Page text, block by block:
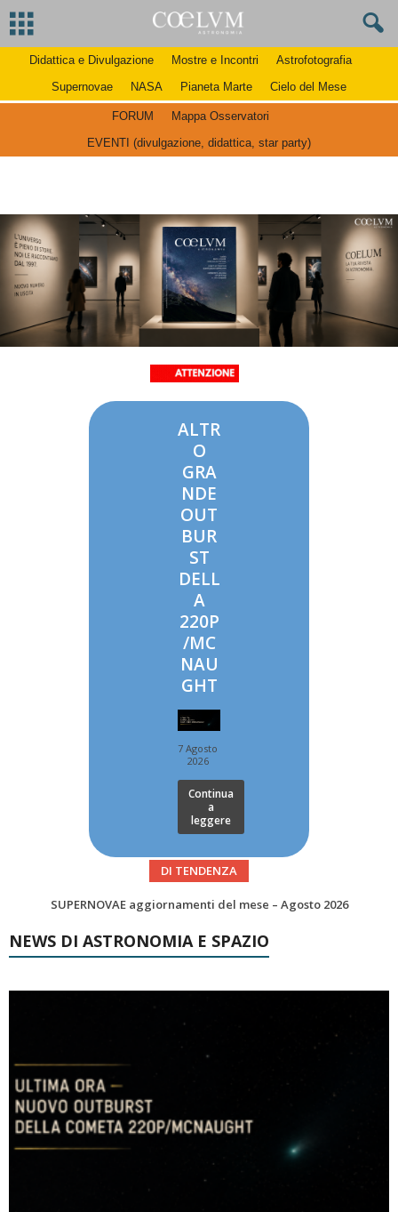
Didattica e Divulgazione Mostre e Incontri
Astrofotografia
Supernovae
NASA Pianeta Marte Cielo del Mese
FORUM
Mappa Osservatori
EVENTI (divulgazione, didattica, star party)
ALTR
O
GRA
NDE
OUT
BUR
ST
DELL
A
220P
/MC
NAU
GHT
7 Agosto
2026
Continua
a
leggere
DI TENDENZA
Le Comete del mese di Agosto: LA 10P/TEMPEL AL PERIELIO
NEWS DI ASTRONOMIA E SPAZIO